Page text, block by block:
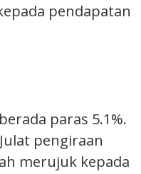
pendapatan
paras 5.1%.
pengiraan
merujuk kepada